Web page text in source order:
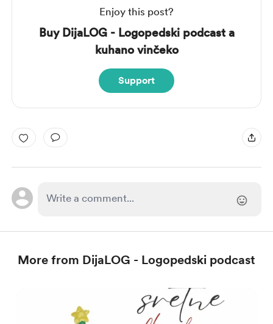
Enjoy this post?
Buy DijaLOG - Logopedski podcast a
kuhano vinčeko
Support
More from DijaLOG - Logopedski podcast